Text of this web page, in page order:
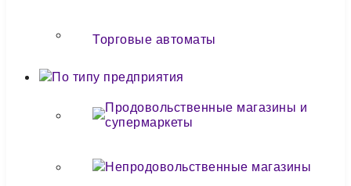
Торговые автоматы
По типу предприятия
Продовольственные магазины и
супермаркеты
Непродовольственные магазины